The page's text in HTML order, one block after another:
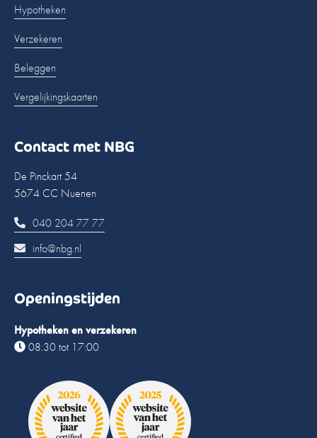
Hypotheken
Verzekeren
Beleggen
Vergelijkingskaarten
Contact met NBG
De Pinckart 54
5674 CC Nuenen
040 204 77 77
info@nbg.nl
Openingstijden
Hypotheken en verzekeren
08:30 tot 17:00